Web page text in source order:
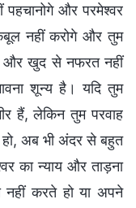
पहचानोगे और परमेश्वर
नहीं करोगे और तुम
और खुद से नफरत नहीं
शून्य है। यदि तुम
हैं, लेकिन तुम परवाह
अब भी अंदर से बहुत
का न्याय और ताड़ना
नहीं करते हो या अपने